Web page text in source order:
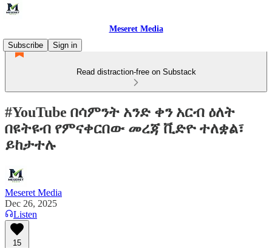
Meseret Media
Subscribe
Sign in
Read distraction-free on Substack
#YouTube በሳምንት አንድ ቀን አርብ ዕለት
በዩትዩብ የምናቀርበው መረጃ ቪድዮ ተለቋል፣
ይከታተሉ
Meseret Media
Dec 26, 2025
Listen
15